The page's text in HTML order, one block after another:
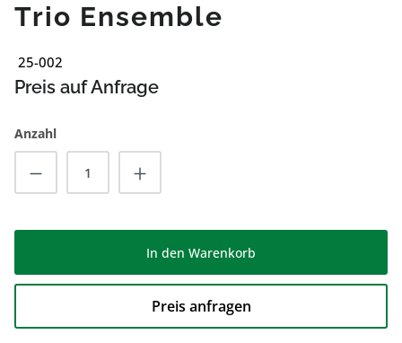
Trio Ensemble
25-002
Preis auf Anfrage
Anzahl
Produkt Anzahl: Gib den gewünschten
In den Warenkorb
Preis anfragen